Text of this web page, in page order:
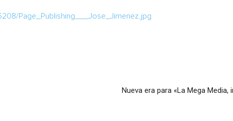
Page_Publishing___Jose_Jimenez.jpg
Nueva era para «La Mega